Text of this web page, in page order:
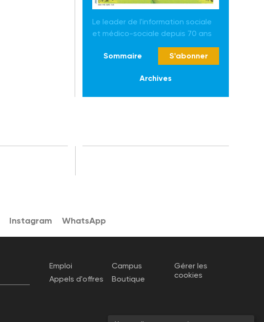
Le leader de l'information sociale
et médico-sociale depuis 70 ans
Sommaire S'abonner
Archives
Instagram WhatsApp
Emploi
Appels d'offres
Campus
Boutique
Gérer les
cookies